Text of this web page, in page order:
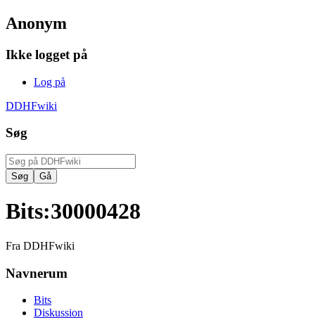
Anonym
Ikke logget på
Log på
DDHFwiki
Søg
Bits:30000428
Fra DDHFwiki
Navnerum
Bits
Diskussion